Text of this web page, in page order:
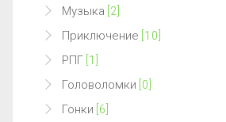
Музыка [2]
Приключение [10]
РПГ [1]
Головоломки [0]
Гонки [6]